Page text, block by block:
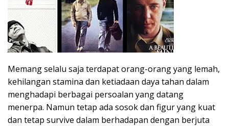
Memang selalu saja terdapat orang-orang yang lemah,
kehilangan stamina dan ketiadaan daya tahan dalam
menghadapi berbagai persoalan yang datang
menerpa. Namun tetap ada sosok dan figur yang kuat
dan tetap survive dalam berhadapan dengan berjuta